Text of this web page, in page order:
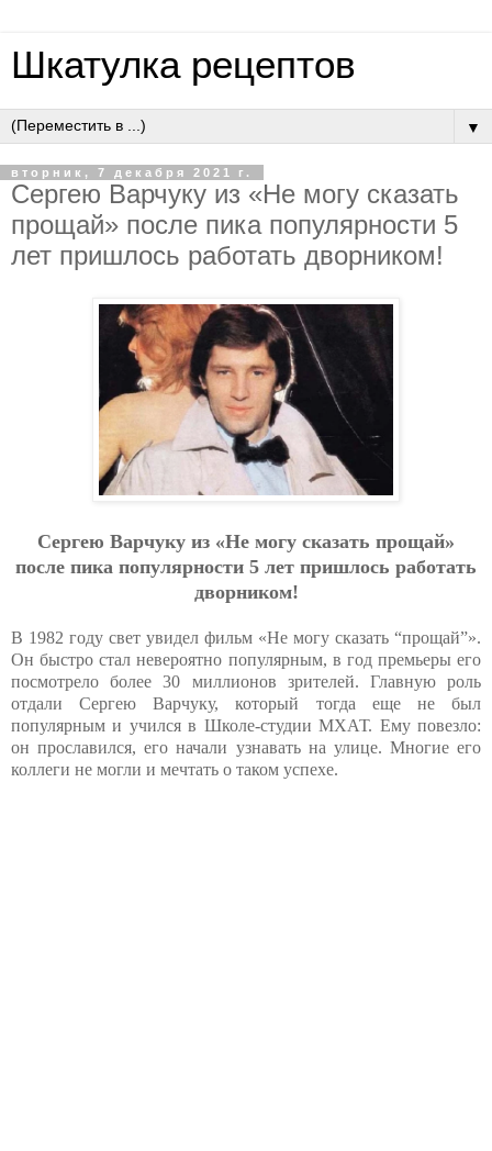
Шкатулка рецептов
▼
вторник, 7 декабря 2021 г.
Сергею Варчуку из «Не могу сказать
прощай» после пика популярности 5
лет пришлось работать дворником!
Сергею Варчуку из «Не могу сказать прощай»
после пика популярности 5 лет пришлось работать
дворником!
В 1982 году свет увидел фильм «Не могу сказать “прощай”».
Он быстро стал невероятно популярным, в год премьеры его
посмотрело более 30 миллионов зрителей. Главную роль
отдали Сергею Варчуку, который тогда еще не был
популярным и учился в Школе-студии МХАТ. Ему повезло:
он прославился, его начали узнавать на улице. Многие его
коллеги не могли и мечтать о таком успехе.